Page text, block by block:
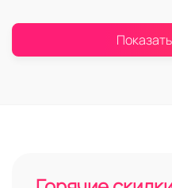
Особенности
был характерен для